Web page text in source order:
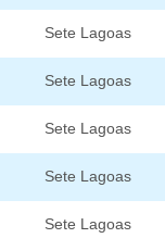
Sete Lagoas
Sete Lagoas
Sete Lagoas
Sete Lagoas
Sete Lagoas